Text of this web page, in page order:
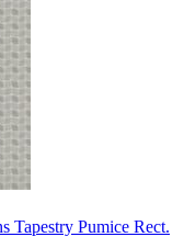
Tapestry Pumice Rect.